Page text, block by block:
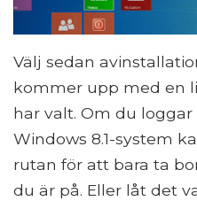
Välj sedan
kommer upp med en
har valt. Om du loggar
Windows 8.1-system
rutan för att bara ta
du är på. Eller låt det